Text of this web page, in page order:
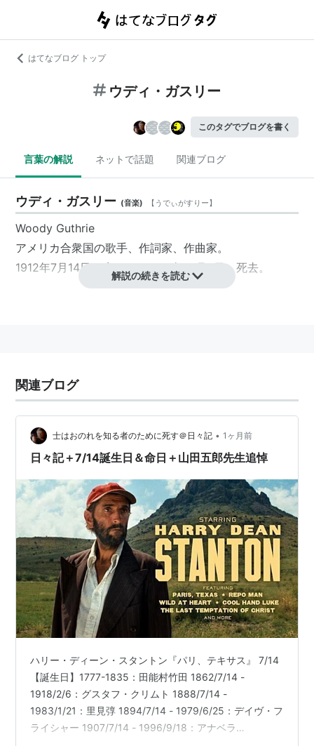
はてなブログ トップ
ウディ・ガスリー
このタグでブログを書く
言葉の解説 ネットで話題 関連ブログ
ウディ・ガスリー (音楽) 【 うでぃがすりー】
Woody Guthrie
アメリカ合衆国の歌手、作詞家、作曲家。
1912年7月14日、生まれ。1967年10月3日、死去。
解説の続きを読む
関連ブログ
士はおのれを知る者のために死す＠日々記 • 1ヶ月前
日々記＋7/14誕生日＆命日＋山田五郎先生追悼
ハリー・ディーン・スタントン『パリ、テキサス』 7/14
【誕生日】1777-1835：田能村竹田 1862/7/14 -
1918/2/6：グスタフ・クリムト 1888/7/14 -
1983/1/21：里見弴 1894/7/14 - 1979/6/25：デイヴ・フ
ライシャー 1907/7/14 - 1996/9/18：アナベラ